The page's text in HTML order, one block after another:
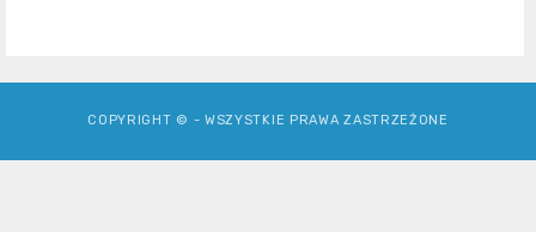
COPYRIGHT © - WSZYSTKIE PRAWA ZASTRZEŻONE